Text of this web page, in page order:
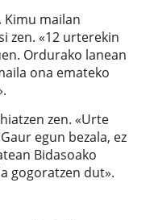
Kimu mailan
zen. «12 urterekin
Ordurako lanean
ona emateko
zen. «Urte
egun bezala, ez
Bidasoako
gogoratzen dut».